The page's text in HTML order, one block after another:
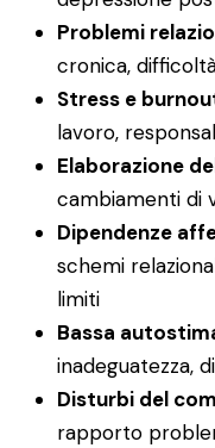
Problemi
cronica,
Stress e
lavoro,
Elaborazione
cambiamenti di
Dipendenze
schemi
limiti
Bassa
inadeguatezza,
Disturbi del
rapporto